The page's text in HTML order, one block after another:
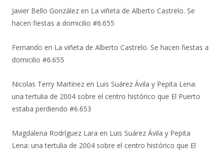
Javier Bello González en La viñeta de Alberto Castrelo. Se
hacen fiestas a domicilio #6.655
Fernando en La viñeta de Alberto Castrelo. Se hacen fiestas a
domicilio #6.655
Nicolas Terry Martinez en Luis Suárez Ávila y Pepita Lena:
una tertulia de 2004 sobre el centro histórico que El Puerto
estaba perdiendo #6.653
Magdalena Rodríguez Lara en Luis Suárez Ávila y Pepita
Lena: una tertulia de 2004 sobre el centro histórico que El